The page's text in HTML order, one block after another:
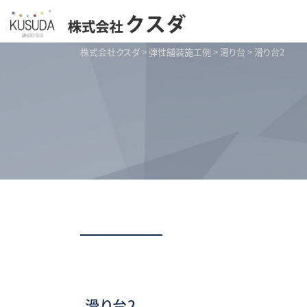
株式会社クスダ> 弾性舗装施工例 > 滑り台 > 滑り台2